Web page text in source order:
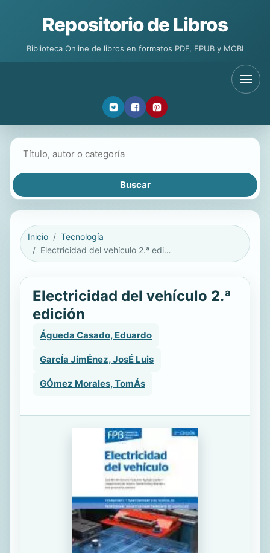
Repositorio de Libros
Biblioteca Online de libros en formatos PDF, EPUB y MOBI
Inicio
Tecnología
Electricidad del vehículo 2.ª edición
Electricidad del vehículo 2.ª
edición
Águeda Casado, Eduardo
GarcÍa JimÉnez, JosÉ Luis
GÓmez Morales, TomÁs